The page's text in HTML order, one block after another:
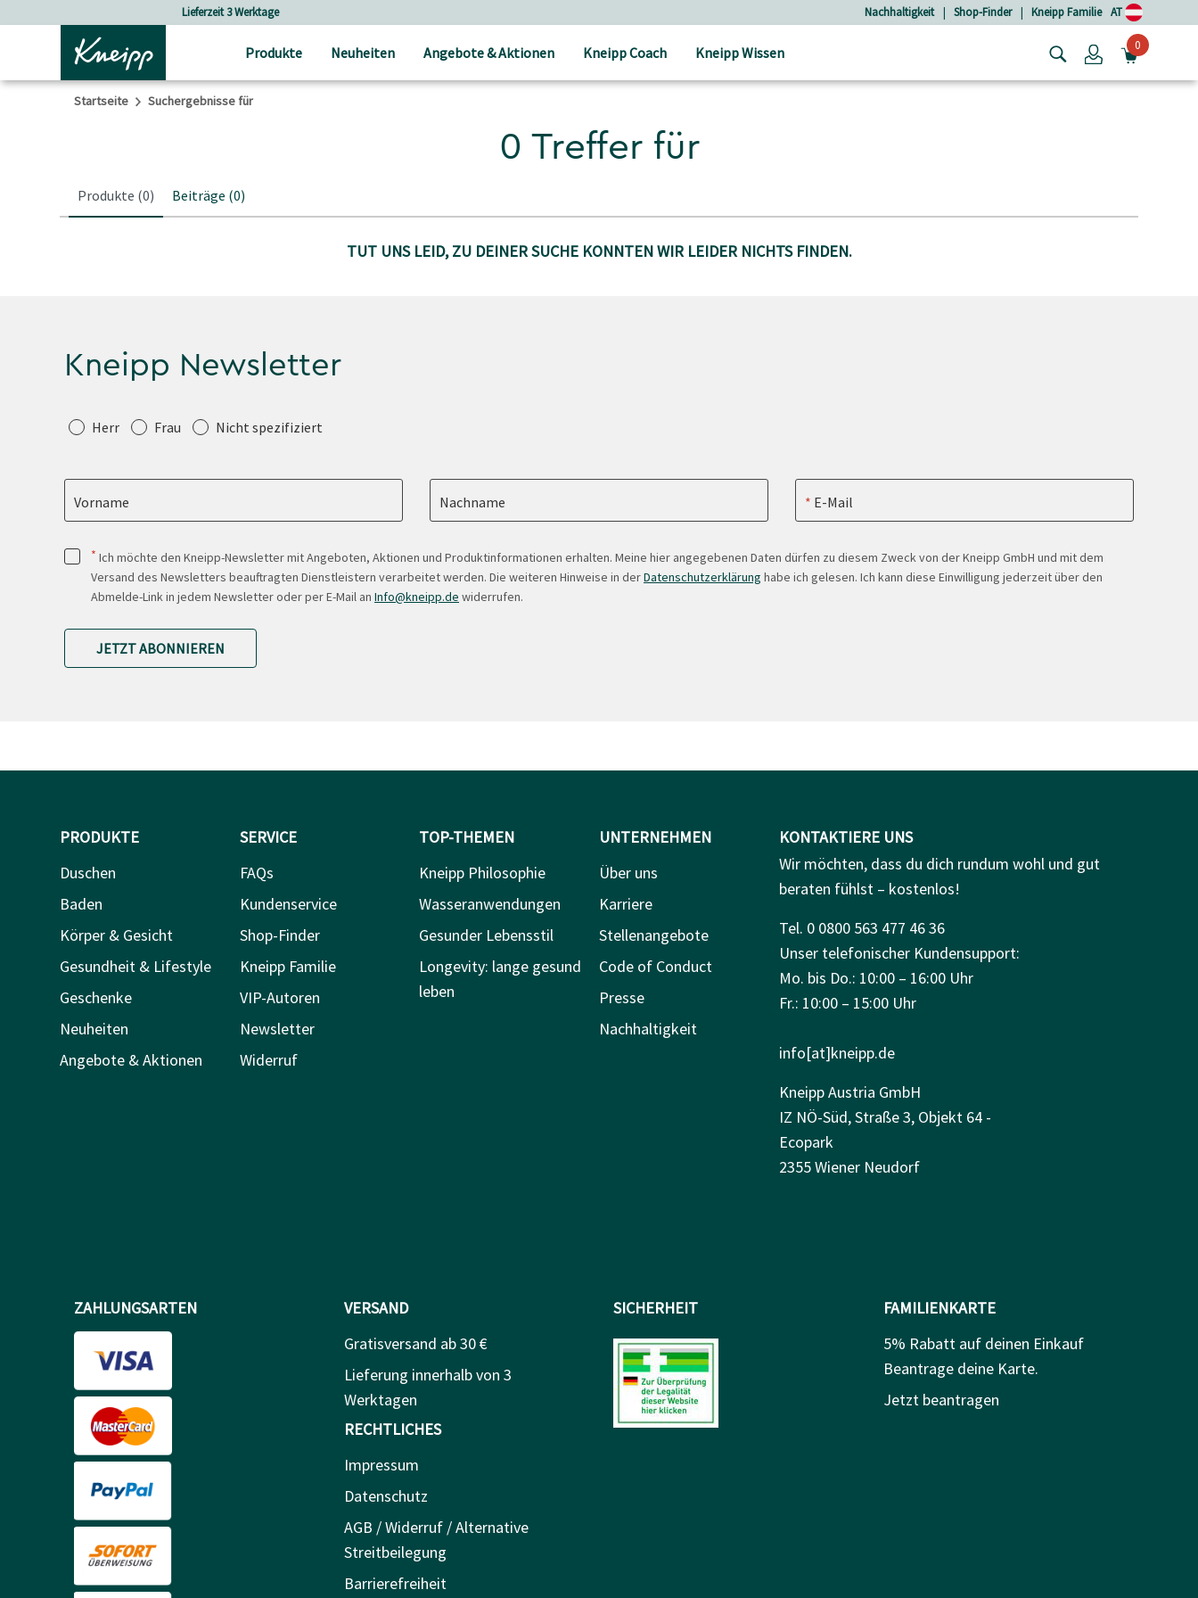
Lieferzeit 3 Werktage Nachhaltigkeit | Shop-Finder | Kneipp Familie AT
Produkte Neuheiten Angebote & Aktionen Kneipp Coach Kneipp Wissen Login0
Startseite Suchergebnisse für
0 Treffer für
Produkte (0) Beiträge (0)
TUT UNS LEID, ZU DEINER SUCHE KONNTEN WIR LEIDER NICHTS FINDEN.
Kneipp Newsletter
Anrede
Herr Frau Nicht spezifiziert
Vorname Nachname E-Mail
* Ich möchte den Kneipp-Newsletter mit Angeboten, Aktionen und Produktinformationen erhalten. Meine hier angegebenen Daten dürfen zu diesem Zweck von der Kneipp GmbH und mit dem
Versand des Newsletters beauftragten Dienstleistern verarbeitet werden. Die weiteren Hinweise in derDatenschutzerklärung habe ich gelesen. Ich kann diese Einwilligung jederzeit über den
Abmelde-Link in jedem Newsletter oder per E-Mail an Info@kneipp.de widerrufen.
JETZT ABONNIEREN
PRODUKTE
Duschen
Baden
Körper & Gesicht
Gesundheit & Lifestyle
Geschenke
Neuheiten
Angebote & Aktionen
SERVICE
FAQs
Kundenservice
Shop-Finder
Kneipp Familie
VIP-Autoren
Newsletter
Widerruf
TOP-THEMEN
Kneipp Philosophie
Wasseranwendungen
Gesunder Lebensstil
Longevity: lange gesund
leben
UNTERNEHMEN
Über uns
Karriere
Stellenangebote
Code of Conduct
Presse
Nachhaltigkeit
KONTAKTIERE UNS
Wir möchten, dass du dich rundum wohl und gut
beraten fühlst – kostenlos!
Tel. 0 0800 563 477 46 36
Unser telefonischer Kundensupport:
Mo. bis Do.: 10:00 – 16:00 Uhr
Fr.: 10:00 – 15:00 Uhr
info[at]kneipp.de
Kneipp Austria GmbH
IZ NÖ-Süd, Straße 3, Objekt 64 -
Ecopark
2355 Wiener Neudorf
ZAHLUNGSARTEN
VERSAND
Gratisversand ab 30 €
Lieferung innerhalb von 3
Werktagen
RECHTLICHES
Impressum
Datenschutz
AGB / Widerruf / Alternative
Streitbeilegung
Barrierefreiheit
SICHERHEIT
FAMILIENKARTE
5% Rabatt auf deinen Einkauf
Beantrage deine Karte.
Jetzt beantragen